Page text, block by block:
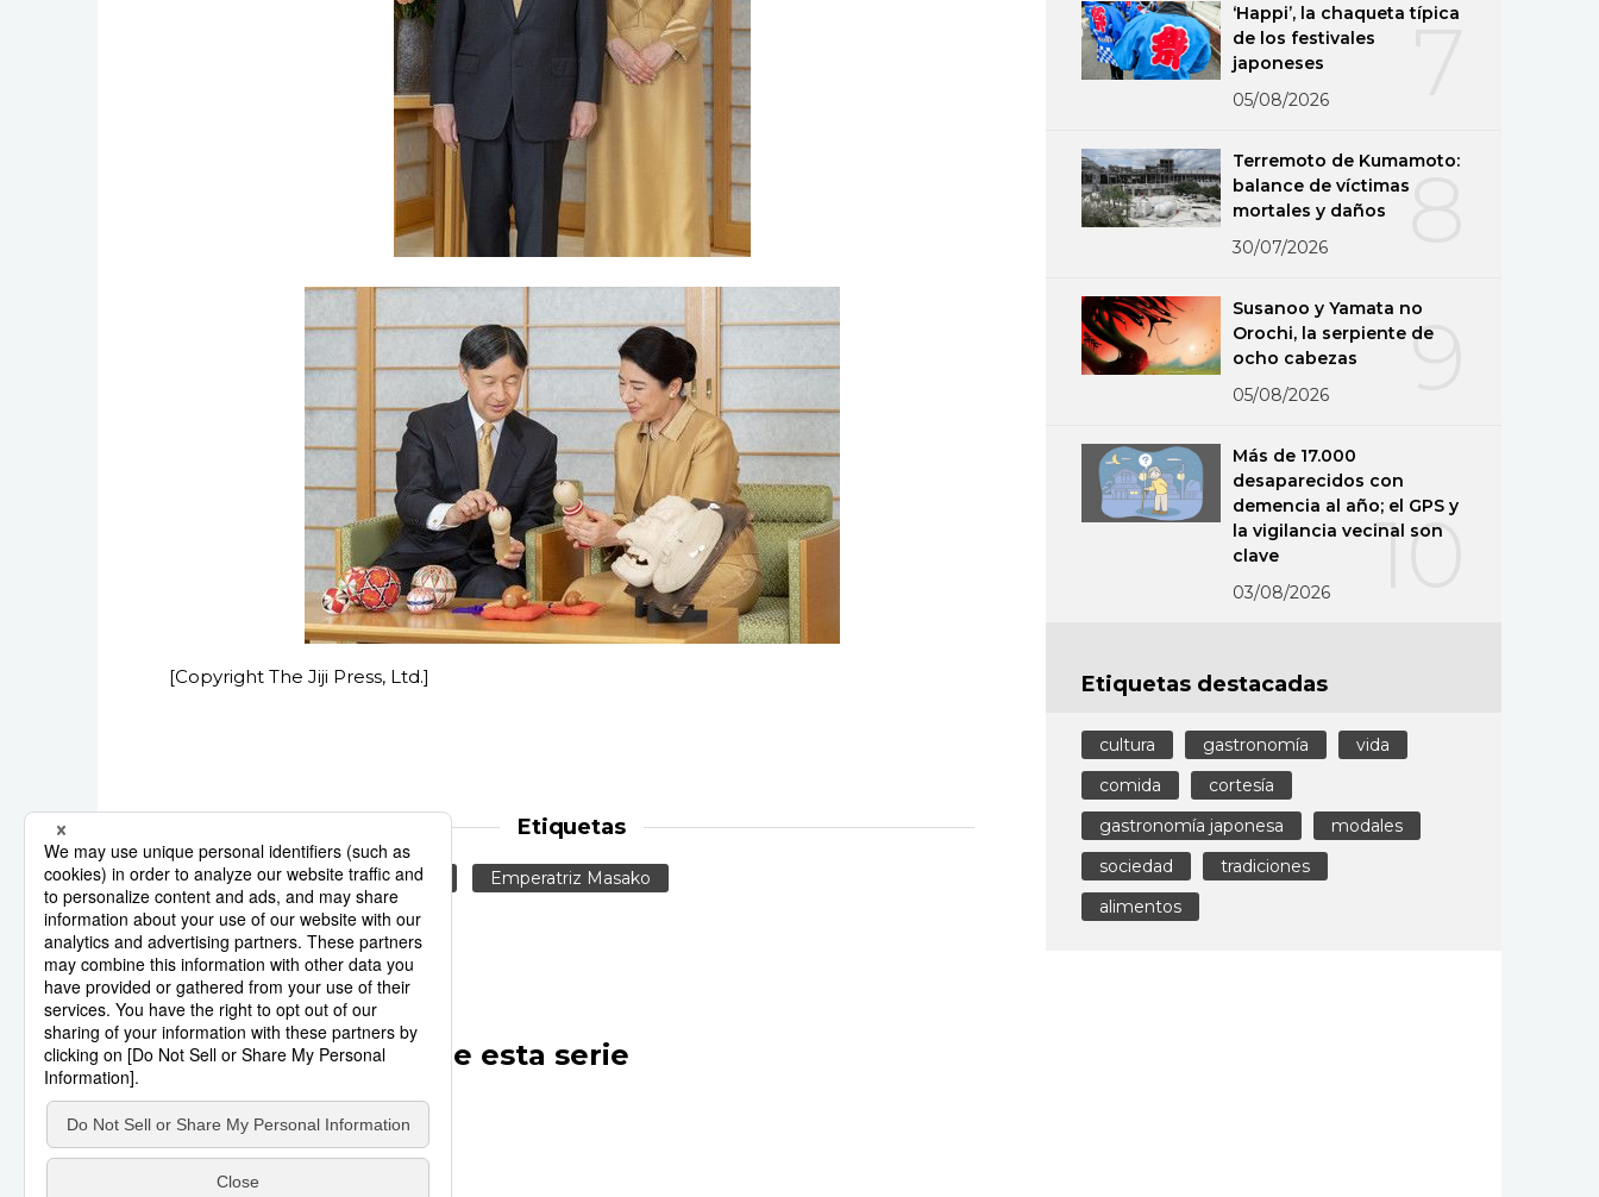
[Copyright The Jiji Press, Ltd.]
Etiquetas
Familia Imperial Jiji Press Emperatriz Masako
Otros artículos de esta serie
7
‘Happi’, la chaqueta típica
de los festivales
japoneses
05/08/2026
8
Terremoto de Kumamoto:
balance de víctimas
mortales y daños
30/07/2026
9
Susanoo y Yamata no
Orochi, la serpiente de
ocho cabezas
05/08/2026
10
Más de 17.000
desaparecidos con
demencia al año; el GPS y
la vigilancia vecinal son
clave
03/08/2026
Etiquetas destacadas
cultura gastronomía
vida
comida
cortesía
gastronomía japonesa
modales
sociedad
tradiciones
alimentos